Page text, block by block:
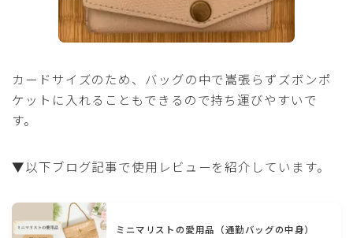
カードサイズのため、バッグの中で嵩張らずズボンポ
ケットに入れることもできるので持ち運びやすいで
す。
▼以下ブログ記事で使用レビューを紹介しています。
ミニマリストの愛用品（通勤バッグの中身）